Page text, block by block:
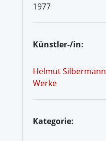
1977
Künstler-/in:
Helmut Silbermann
Werke
Kategorie: